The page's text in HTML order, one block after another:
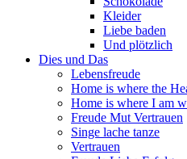
Kleider
Liebe baden
Und plötzlich
Dies und Das
Lebensfreude
Home is where the
Home is where I am
Freude Mut Vertrauen
Singe lache tanze
Vertrauen